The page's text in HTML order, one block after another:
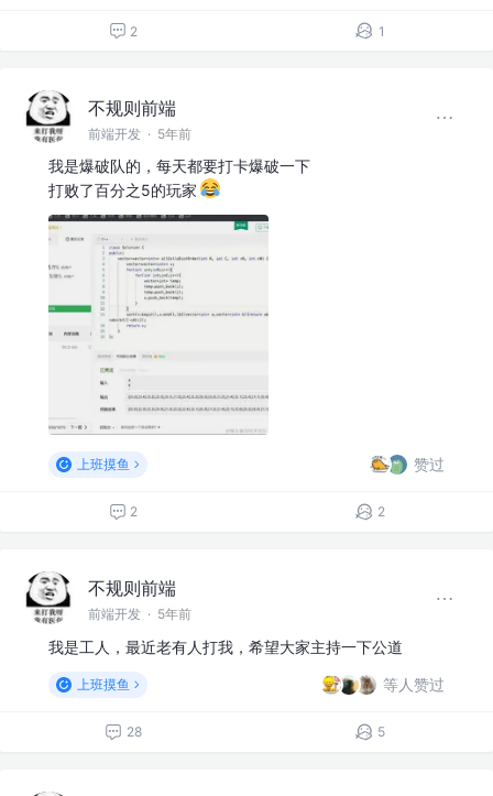
2 1
不规则前端
前端开发 · 5年前
我是爆破队的，每天都要打卡爆破一下
打败了百分之5的玩家
上班摸鱼 赞过
2 2
不规则前端
前端开发 · 5年前
我是工人，最近老有人打我，希望大家主持一下公道
上班摸鱼 等人赞过
28 5